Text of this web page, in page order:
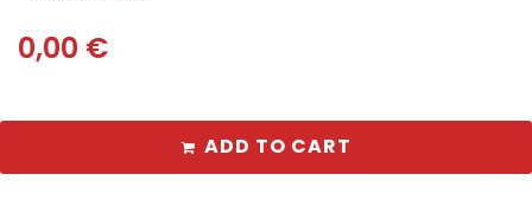
0,00 €
ADD TO CART